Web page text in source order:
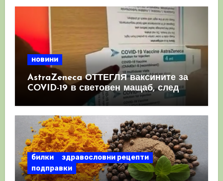
новини
AstraZeneca ОТТЕГЛЯ ваксините за
COVID-19 в световен мащаб, след
като призна, че те причиняват
КРЪВНИ съсиреци
билки
здравословни рецепти
подправки